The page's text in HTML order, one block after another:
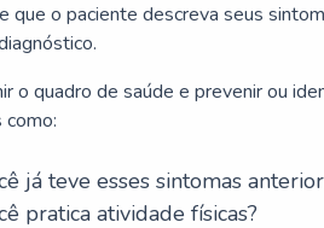
que o paciente descreva seus
o quadro de saúde e prevenir ou
já teve esses sintomas
pratica atividade físicas?